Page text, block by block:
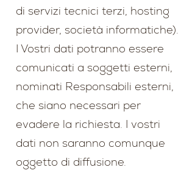
di servizi tecnici terzi, hosting
provider, società informatiche).
I Vostri dati potranno essere
comunicati a soggetti esterni,
nominati Responsabili esterni,
che siano necessari per
evadere la richiesta. I vostri
dati non saranno comunque
oggetto di diffusione.